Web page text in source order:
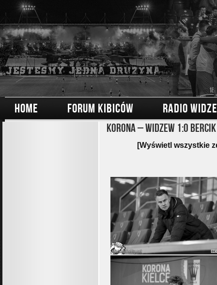
HOME FORUM KIBICÓW RADIO
Korona – Widzew 1:0 Bercik
[Wyświetl wszystkie